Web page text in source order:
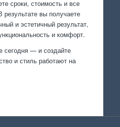
сроки, стоимость и все
результате вы получаете
и эстетичный результат,
и комфорт.
сегодня — и создайте
и стиль работают на